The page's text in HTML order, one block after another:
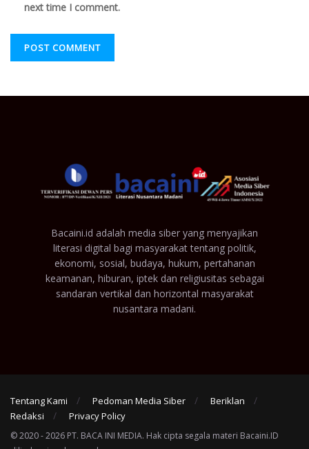
next time I comment.
Bacaini.id adalah media siber yang menyajikan
literasi digital bagi masyarakat tentang politik,
ekonomi, sosial, budaya, hukum, pertahanan
keamanan, hiburan, iptek dan religiusitas sebagai
sandaran vertikal dan horizontal masyarakat
nusantara madani.
Tentang Kami Pedoman Media Siber
Beriklan
Redaksi
Privacy Policy
© 2020 - 2026 PT. BACA INI MEDIA. Hak cipta segala materi Bacaini.ID